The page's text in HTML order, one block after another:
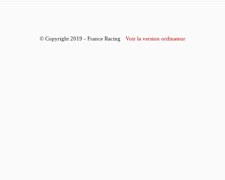
© Copyright 2019 - France Racing Voir la version ordinateur